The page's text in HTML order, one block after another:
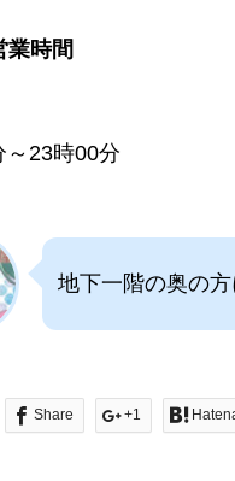
業時間
～23時00分
地下一階の奥の方
Share +1